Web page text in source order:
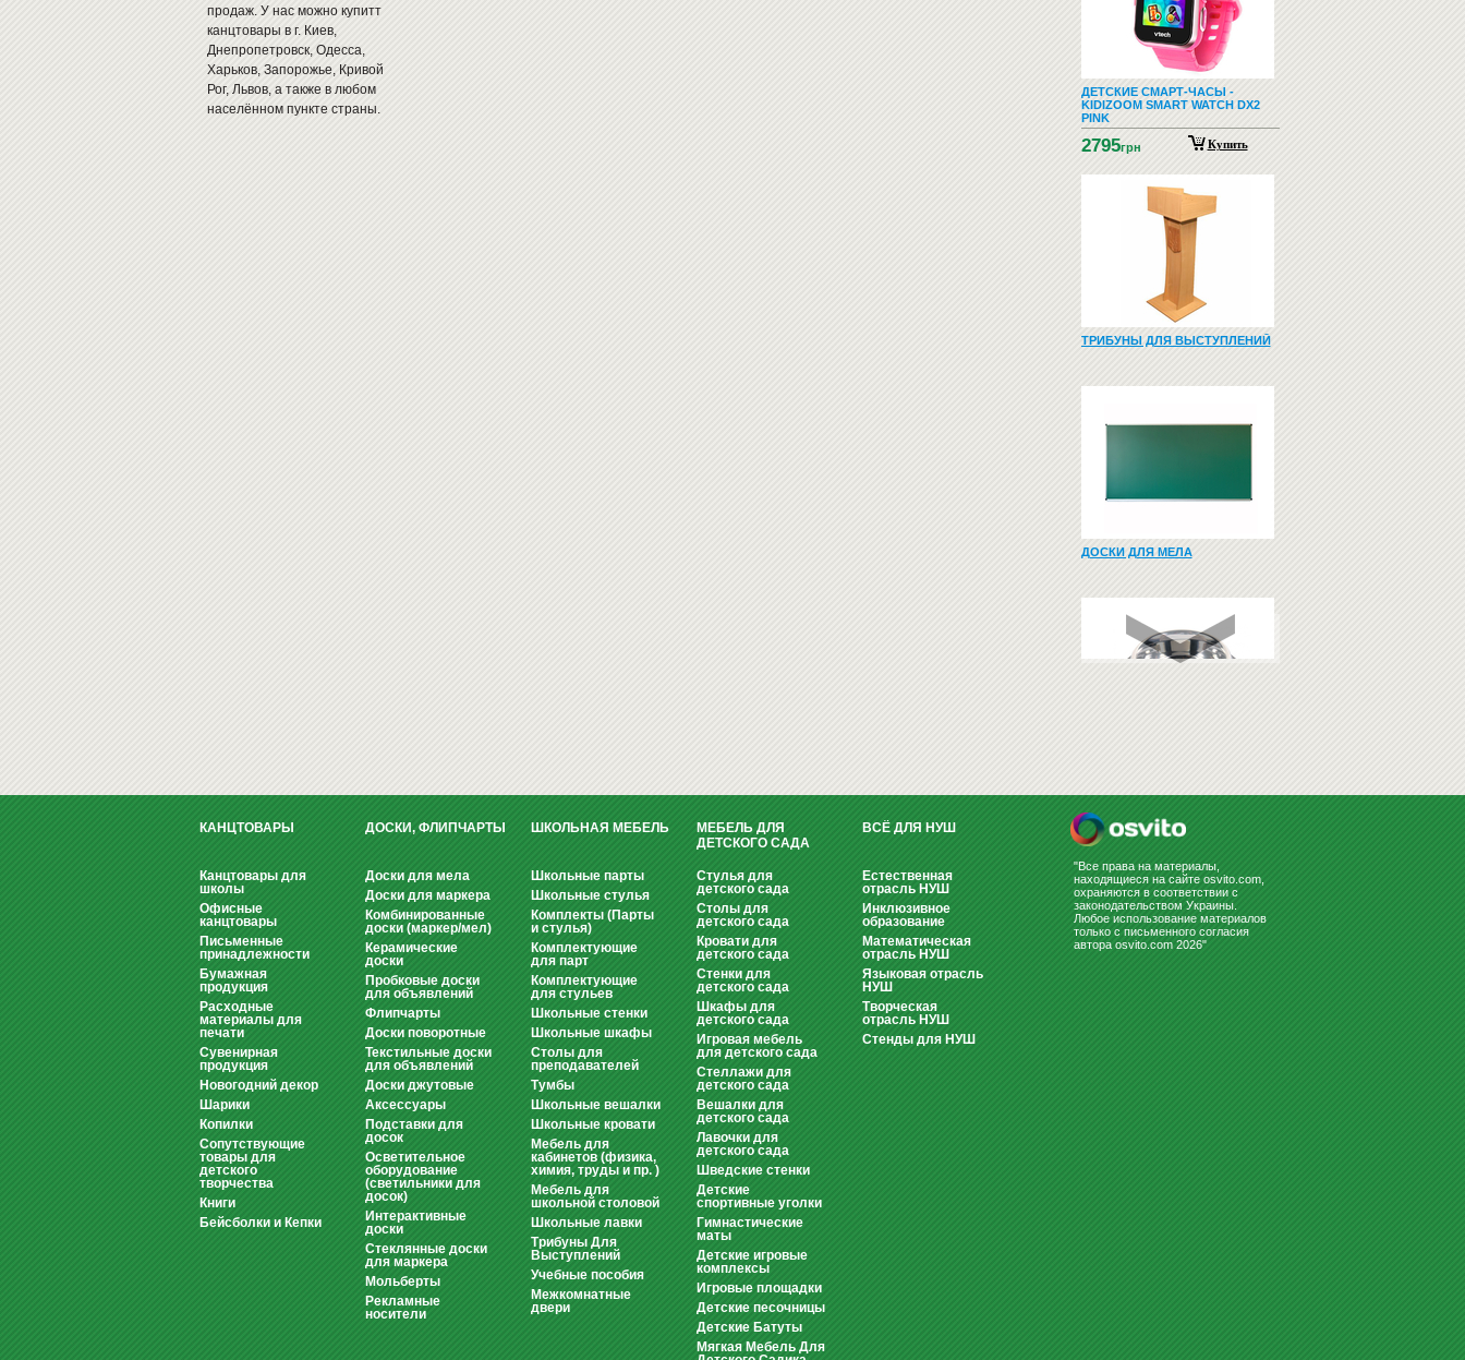
продаж. У нас можно купитт
канцтовары в г. Киев,
Днепропетровск, Одесса,
Харьков, Запорожье, Кривой
Рог, Львов, а также в любом
населённом пункте страны.
ДЕТСКИЕ СМАРТ-ЧАСЫ -
KIDIZOOM SMART WATCH DX2
PINK
2795грн Купить
ТРИБУНЫ ДЛЯ ВЫСТУПЛЕНИЙ
ДОСКИ ДЛЯ МЕЛА
КАНЦТОВАРЫ
Канцтовары для
школы
Офисные
канцтовары
Письменные
принадлежности
Бумажная
продукция
Расходные
материалы для
печати
Сувенирная
продукция
Новогодний декор
Шарики
Копилки
Сопутствующие
товары для
детского
творчества
Книги
Бейсболки и Кепки
ДОСКИ, ФЛИПЧАРТЫ
Доски для мела
Доски для маркера
Комбинированные
доски (маркер/мел)
Керамические
доски
Пробковые доски
для объявлений
Флипчарты
Доски поворотные
Текстильные доски
для объявлений
Доски джутовые
Аксессуары
Подставки для
досок
Осветительное
оборудование
(светильники для
досок)
Интерактивные
доски
Стеклянные доски
для маркера
Мольберты
Рекламные
носители
ШКОЛЬНАЯ МЕБЕЛЬ
Школьные парты
Школьные стулья
Комплекты (Парты
и стулья)
Комплектующие
для парт
Комплектующие
для стульев
Школьные стенки
Школьные шкафы
Столы для
преподавателей
Тумбы
Школьные вешалки
Школьные кровати
Мебель для
кабинетов (физика,
химия, труды и пр. )
Мебель для
школьной столовой
Школьные лавки
Трибуны Для
Выступлений
Учебные пособия
Межкомнатные
двери
МЕБЕЛЬ ДЛЯ
ДЕТСКОГО САДА
Стулья для
детского сада
Столы для
детского сада
Кровати для
детского сада
Стенки для
детского сада
Шкафы для
детского сада
Игровая мебель
для детского сада
Стеллажи для
детского сада
Вешалки для
детского сада
Лавочки для
детского сада
Шведские стенки
Детские
спортивные уголки
Гимнастические
маты
Детские игровые
комплексы
Игровые площадки
Детские песочницы
Детские Батуты
Мягкая Мебель Для
ВСЁ ДЛЯ НУШ
Естественная
отрасль НУШ
Инклюзивное
образование
Математическая
отрасль НУШ
Языковая отрасль
НУШ
Творческая
отрасль НУШ
Стенды для НУШ
"Все права на материалы,
находящиеся на сайте osvito.com,
охраняются в соответствии с
законодательством Украины.
Любое использование материалов
только с письменного согласия
автора osvito.com 2026"